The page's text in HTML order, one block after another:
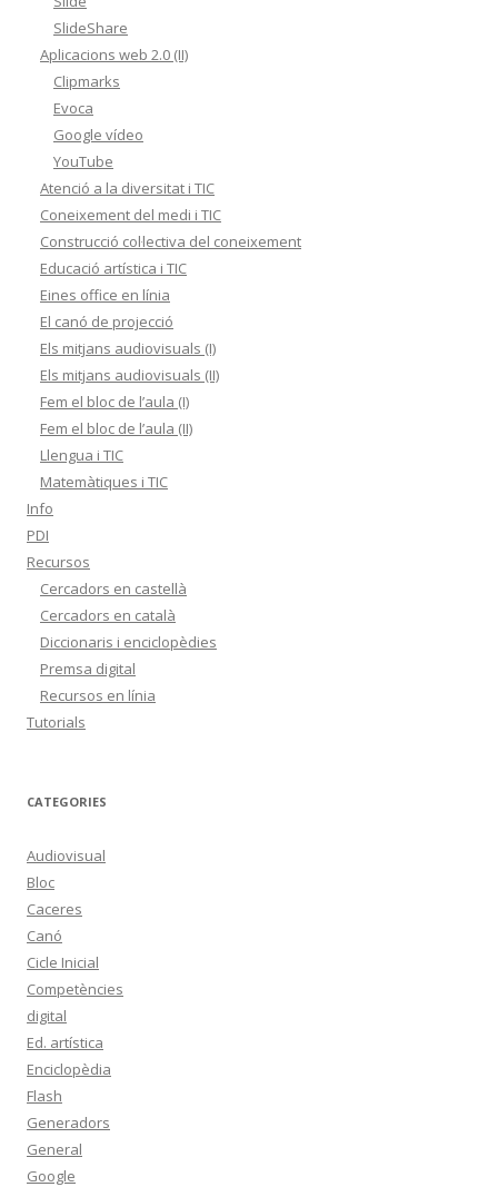
SlideShare
Aplicacions web 2.0 (II)
Clipmarks
Evoca
Google vídeo
YouTube
Atenció a la diversitat i TIC
Coneixement del medi i TIC
Construcció col·lectiva del coneixement
Educació artística i TIC
Eines office en línia
El canó de projecció
Els mitjans audiovisuals (I)
Els mitjans audiovisuals (II)
Fem el bloc de l’aula (I)
Fem el bloc de l’aula (II)
Llengua i TIC
Matemàtiques i TIC
Info
PDI
Recursos
Cercadors en castellà
Cercadors en català
Diccionaris i enciclopèdies
Premsa digital
Recursos en línia
Tutorials
CATEGORIES
Audiovisual
Bloc
Caceres
Canó
Cicle Inicial
Competències
digital
Ed. artística
Enciclopèdia
Flash
Generadors
General
Google